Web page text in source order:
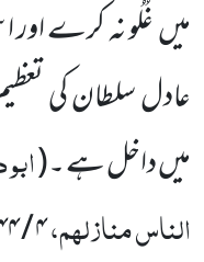
میںغُلُو نہ کرے
عادل سلطان کی
میں داخل ہے ۔(
الناس منازلہم،۴/